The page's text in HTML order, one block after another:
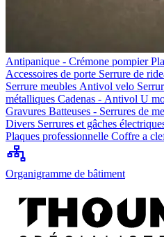
Antipanique - Crémone pompier
Accessoires de porte Serrure de
Serrure meubles Antivol velo
métalliques Cadenas - Antivol U
Gravures Batteuses - Serrures de
Divers Serrures et gâches
Plaques professionnelle Coffre a
Organigramme de bâtiment